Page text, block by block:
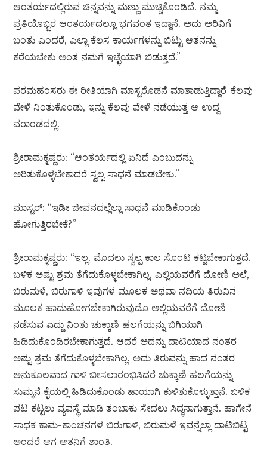
ಆಂತರ್ಯದಲ್ಲಿರುವ ಚಿನ್ನವನ್ನು ಮಣ್ಣು ಮುಚ್ಚಿಕೊಂಡಿದೆ. ನಮ್ಮ
ಪ್ರತಿಯೊಬ್ಬರ ಆಂತರ್ಯದಲ್ಲೂ ಭಗವಂತ ಇದ್ದಾನೆ. ಅದು ಅರಿವಿಗೆ
ಬಂತು ಎಂದರೆ, ಎಲ್ಲಾ ಕೆಲಸ ಕಾರ್ಯಗಳನ್ನು ಬಿಟ್ಟು ಆತನನ್ನು
ಕರೆಯಬೇಕು ಅಂತ ನಮಗೆ ಇಚ್ಛೆಯಾಗಿ ಬಿಡುತ್ತದೆ.”
ಪರಮಹಂಸರು ಈ ರೀತಿಯಾಗಿ ಮಾಸ್ಟರೊಡನೆ ಮಾತಾಡುತ್ತಿದ್ದಾರೆ-ಕೆಲವು
ವೇಳೆ ನಿಂತುಕೊಂಡು, ಇನ್ನು ಕೆಲವು ವೇಳೆ ನಡೆಯುತ್ತ ಆ ಉದ್ದ
ವರಾಂಡದಲ್ಲಿ.
ಶ್ರೀರಾಮಕೃಷ್ಣರು: “ಆಂತರ್ಯದಲ್ಲಿ ಏನಿದೆ ಎಂಬುದನ್ನು
ಅರಿತುಕೊಳ್ಳಬೇಕಾದರೆ ಸ್ವಲ್ಪ ಸಾಧನೆ ಮಾಡಬೇಕು.”
ಮಾಸ್ಟರ್: “ಇಡೀ ಜೀವನದಲ್ಲೆಲ್ಲಾ ಸಾಧನೆ ಮಾಡಿಕೊಂಡು
ಹೋಗುತ್ತಿರಬೇಕೆ?”
ಶ್ರೀರಾಮಕೃಷ್ಣರು: “ಇಲ್ಲ. ಮೊದಲು ಸ್ವಲ್ಪ ಕಾಲ ಸೊಂಟ ಕಟ್ಟಬೇಕಾಗುತ್ತದೆ.
ಬಳಿಕ ಅಷ್ಟು ಶ್ರಮ ತೆಗೆದುಕೊಳ್ಳಬೇಕಾಗಿಲ್ಲ. ಎಲ್ಲಿಯವರೆಗೆ ದೋಣಿ ಅಲೆ,
ಬಿರುಮಳೆ, ಬಿರುಗಾಳಿ ಇವುಗಳ ಮೂಲಕ ಅಥವಾ ನದಿಯ ತಿರುವಿನ
ಮೂಲಕ ಹಾದುಹೋಗಬೇಕಾಗಿರುವುದೊ ಅಲ್ಲಿಯವರೆಗೆ ದೋಣಿ
ನಡೆಸುವ ಎದ್ದು ನಿಂತು ಚುಕ್ಕಾಣಿ ಹಲಗೆಯನ್ನು ಬಿಗಿಯಾಗಿ
ಹಿಡಿದುಕೊಂಡಿರಬೇಕಾಗುತ್ತದೆ. ಆದರೆ ಅದನ್ನು ದಾಟಿಯಾದ ನಂತರ
ಅಷ್ಟು ಶ್ರಮ ತೆಗೆದುಕೊಳ್ಳಬೇಕಾಗಿಲ್ಲ. ಅದು ತಿರುವನ್ನು ಹಾದ ನಂತರ
ಅನುಕೂಲವಾದ ಗಾಳಿ ಬೀಸಲಾರಂಭಿಸಿದರೆ ಚುಕ್ಕಾಣಿ ಹಲಗೆಯನ್ನು
ಸುಮ್ಮನೆ ಕೈಯಲ್ಲಿ ಹಿಡಿದುಕೊಂಡು ಹಾಯಾಗಿ ಕುಳಿತುಕೊಳ್ಳುತ್ತಾನೆ. ಬಳಿಕ
ಪಟ ಕಟ್ಟಲು ವ್ಯವಸ್ಥೆ ಮಾಡಿ ತಂಬಾಕು ಸೇದಲು ಸಿದ್ಧನಾಗುತ್ತಾನೆ. ಹಾಗೇನೆ
ಸಾಧಕ ಕಾಮ-ಕಾಂಚನಗಳ ಬಿರುಗಾಳಿ, ಬಿರುಮಳೆ ಇವನ್ನೆಲ್ಲಾ ದಾಟಿಬಿಟ್ಟ
ಅಂದರೆ ಆಗ ಆತನಿಗೆ ಶಾಂತಿ.